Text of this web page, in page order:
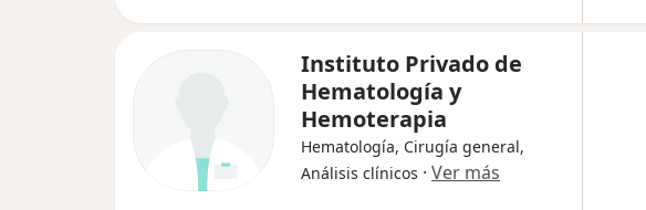
Instituto Privado de
Hematología y
Hemoterapia
Hematología, Cirugía general,
Análisis clínicos · Ver más